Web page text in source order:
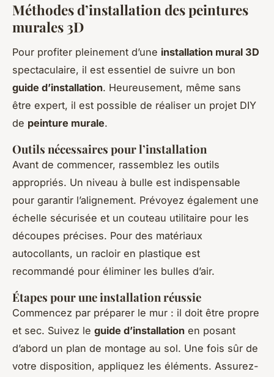
Méthodes d’installation des peintures
murales 3D
Pour profiter pleinement d’une installation mural 3D
spectaculaire, il est essentiel de suivre un bon
guide d’installation. Heureusement, même sans
être expert, il est possible de réaliser un projet DIY
de peinture murale.
Outils nécessaires pour l’installation
Avant de commencer, rassemblez les outils
appropriés. Un niveau à bulle est indispensable
pour garantir l’alignement. Prévoyez également une
échelle sécurisée et un couteau utilitaire pour les
découpes précises. Pour des matériaux
autocollants, un racloir en plastique est
recommandé pour éliminer les bulles d’air.
Étapes pour une installation réussie
Commencez par préparer le mur : il doit être propre
et sec. Suivez le guide d’installation en posant
d’abord un plan de montage au sol. Une fois sûr de
votre disposition, appliquez les éléments. Assurez-